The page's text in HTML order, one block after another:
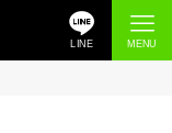
LINE MENU